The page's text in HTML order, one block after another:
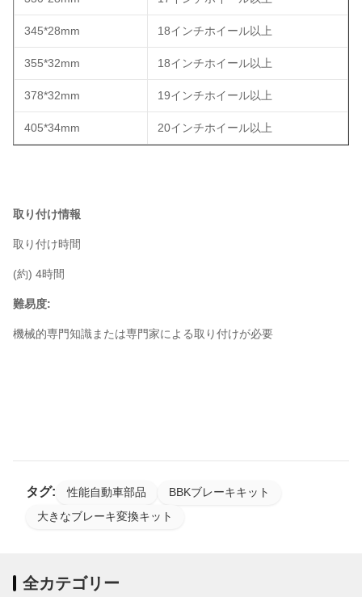
345*28mm 18インチホイール以上
355*32mm 18インチホイール以上
378*32mm 19インチホイール以上
405*34mm 20インチホイール以上
取り付け情報
取り付け時間
(約) 4時間
難易度:
機械的専門知識または専門家による取り付けが必要
タグ: 性能自動車部品
BBKブレーキキット
大きなブレーキ変換キット
全カテゴリー